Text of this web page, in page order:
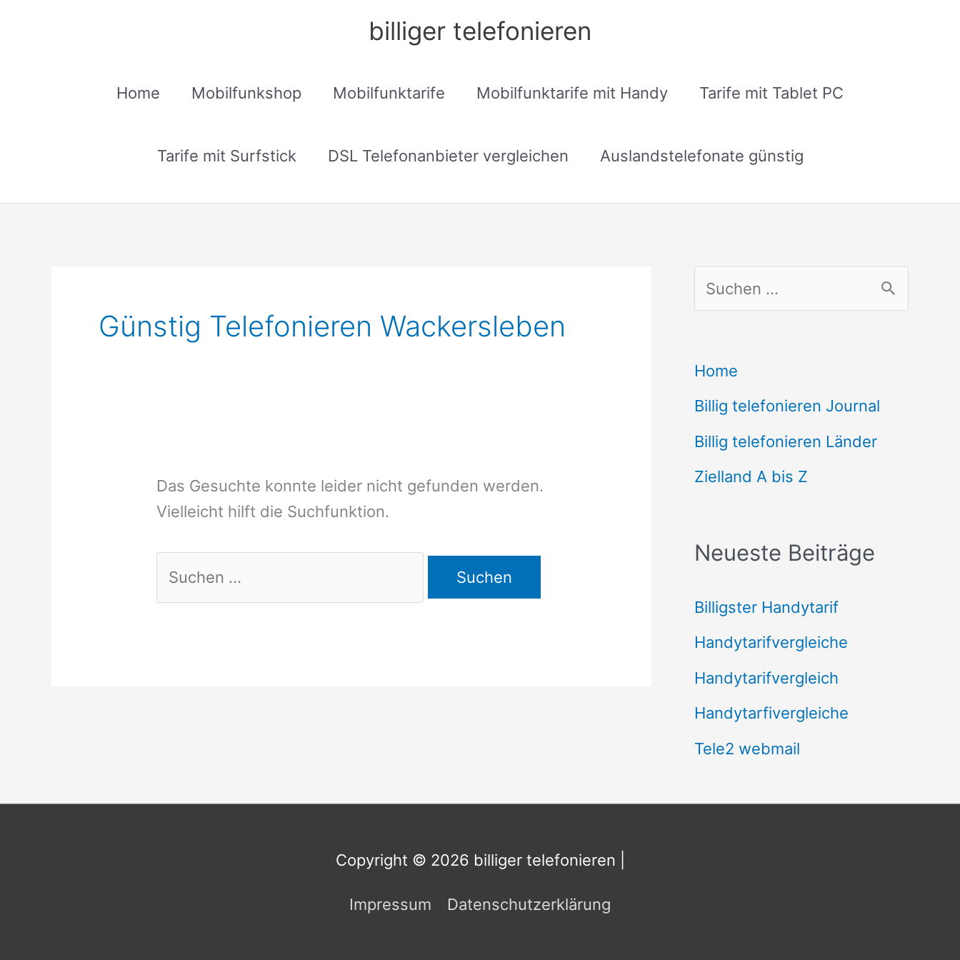
billiger telefonieren
Home Mobilfunkshop Mobilfunktarife Mobilfunktarife mit Handy Tarife mit Tablet PC
Tarife mit Surfstick DSL Telefonanbieter vergleichen Auslandstelefonate günstig
Günstig Telefonieren Wackersleben
Das Gesuchte konnte leider nicht gefunden werden.
Vielleicht hilft die Suchfunktion.
nach:
u
h
e
n
n
h
Home
Billig telefonieren Journal
Billig telefonieren Länder
Zielland A bis Z
Neueste Beiträge
Billigster Handytarif
Handytarifvergleiche
Handytarifvergleich
Handytarfivergleiche
Tele2 webmail
Copyright © 2026 billiger telefonieren
Impressum Datenschutzerklärung